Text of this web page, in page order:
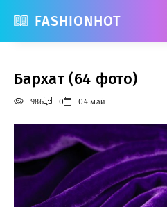
FASHIONHOT
Бархат (64 фото)
986 0 04 май